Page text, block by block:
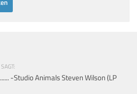
-Studio Animals Steven Wilson (LP